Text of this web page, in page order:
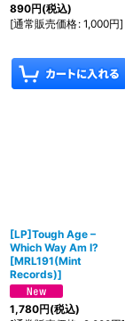
890円(税込)
[通常販売価格: 1,000円]
[LP]Tough Age ‎–
Which Way Am I?
[MRL191(Mint
Records)]
1,780円(税込)